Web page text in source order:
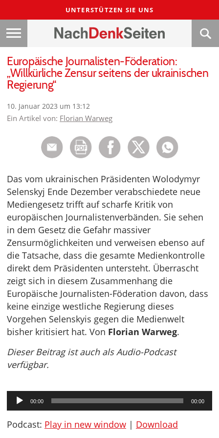
UNTERSTÜTZEN SIE UNS
Europäische Journalisten-Föderation:
„Willkürliche Zensur seitens der ukrainischen
Regierung“
10. Januar 2023 um 13:12
Ein Artikel von: Florian Warweg
Das vom ukrainischen Präsidenten Wolodymyr
Selenskyj Ende Dezember verabschiedete neue
Mediengesetz trifft auf scharfe Kritik von
europäischen Journalistenverbänden. Sie sehen
in dem Gesetz die Gefahr massiver
Zensurmöglichkeiten und verweisen ebenso auf
die Tatsache, dass die gesamte Medienkontrolle
direkt dem Präsidenten untersteht. Überrascht
zeigt sich in diesem Zusammenhang die
Europäische Journalisten-Föderation davon, dass
keine einzige westliche Regierung dieses
Vorgehen Selenskyis gegen die Medienwelt
bisher kritisiert hat. Von Florian Warweg.
Dieser Beitrag ist auch als Audio-Podcast
verfügbar.
Audio-
Player
00:00 00:00
Podcast: Play in new window | Download